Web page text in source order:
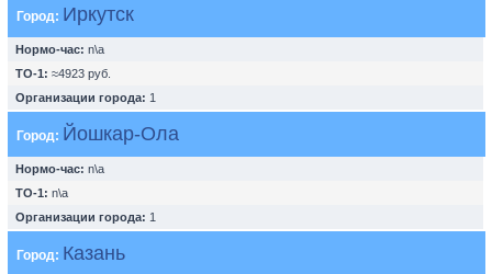
Город: Иркутск
Нормо-час: n\a
ТО-1: ≈4923 руб.
Организации города: 1
Город: Йошкар-Ола
Нормо-час: n\a
ТО-1: n\a
Организации города: 1
Город: Казань